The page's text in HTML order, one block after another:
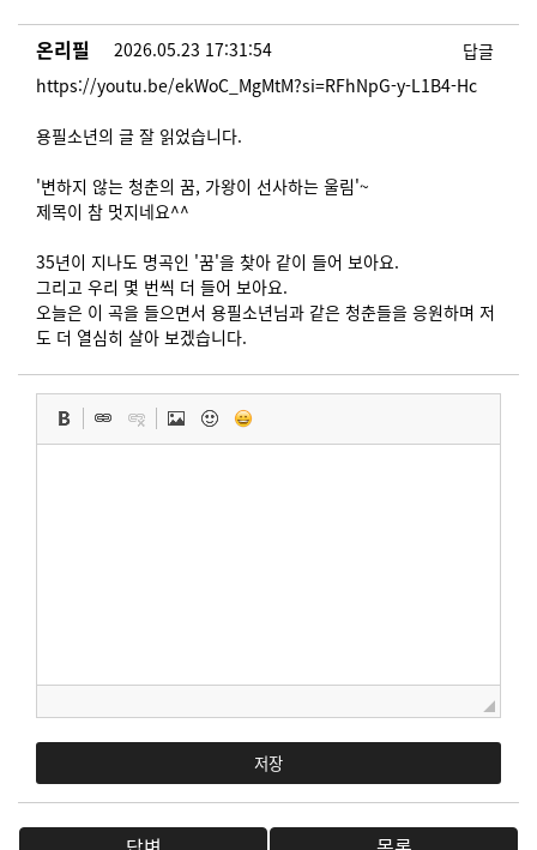
온리필 2026.05.23 17:31:54
답글
https://youtu.be/ekWoC_MgMtM?si=RFhNpG-y-L1B4-Hc
용필소년의 글 잘 읽었습니다.
'변하지 않는 청춘의 꿈, 가왕이 선사하는 울림'~
제목이 참 멋지네요^^
35년이 지나도 명곡인 '꿈'을 찾아 같이 들어 보아요.
그리고 우리 몇 번씩 더 들어 보아요.
오늘은 이 곡을 들으면서 용필소년님과 같은 청춘들을 응원하며 저
도 더 열심히 살아 보겠습니다.
저장